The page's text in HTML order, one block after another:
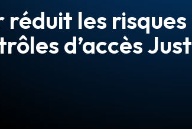
les risques
d’accès Just